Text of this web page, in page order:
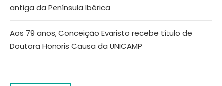
antiga da Península Ibérica
Aos 79 anos, Conceição Evaristo recebe título de
Doutora Honoris Causa da UNICAMP